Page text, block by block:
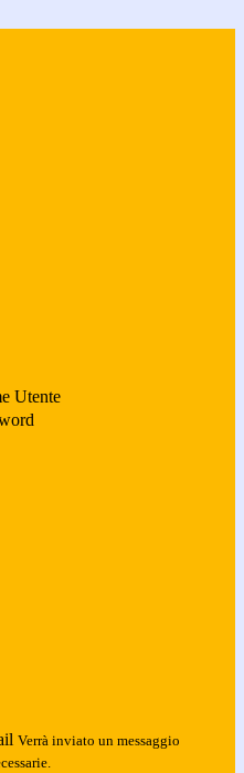
Utente
Verrà inviato un messaggio